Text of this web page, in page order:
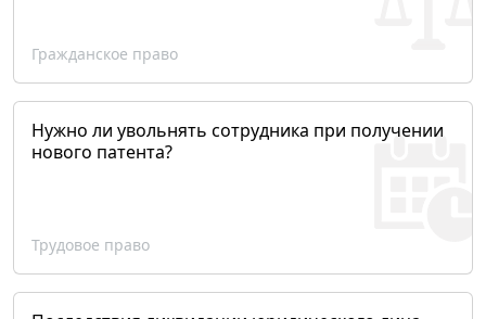
Гражданское право
Нужно ли увольнять сотрудника при получении
нового патента?
Трудовое право